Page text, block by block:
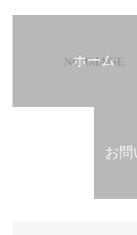
ホーム
お